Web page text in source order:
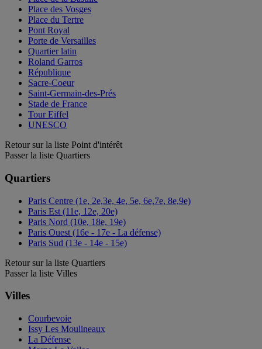
Place des Vosges
Place du Tertre
Pont Royal
Porte de Versailles
Quartier latin
Roland Garros
République
Sacre-Coeur
Saint-Germain-des-Prés
Stade de France
Tour Eiffel
UNESCO
Retour sur la liste Point d'intérêt
Passer la liste Quartiers
Quartiers
Paris Centre (1e, 2e,3e, 4e, 5e, 6e,7e, 8e,9e)
Paris Est (11e, 12e, 20e)
Paris Nord (10e, 18e, 19e)
Paris Ouest (16e - 17e - La défense)
Paris Sud (13e - 14e - 15e)
Retour sur la liste Quartiers
Passer la liste Villes
Villes
Courbevoie
Issy Les Moulineaux
La Défense